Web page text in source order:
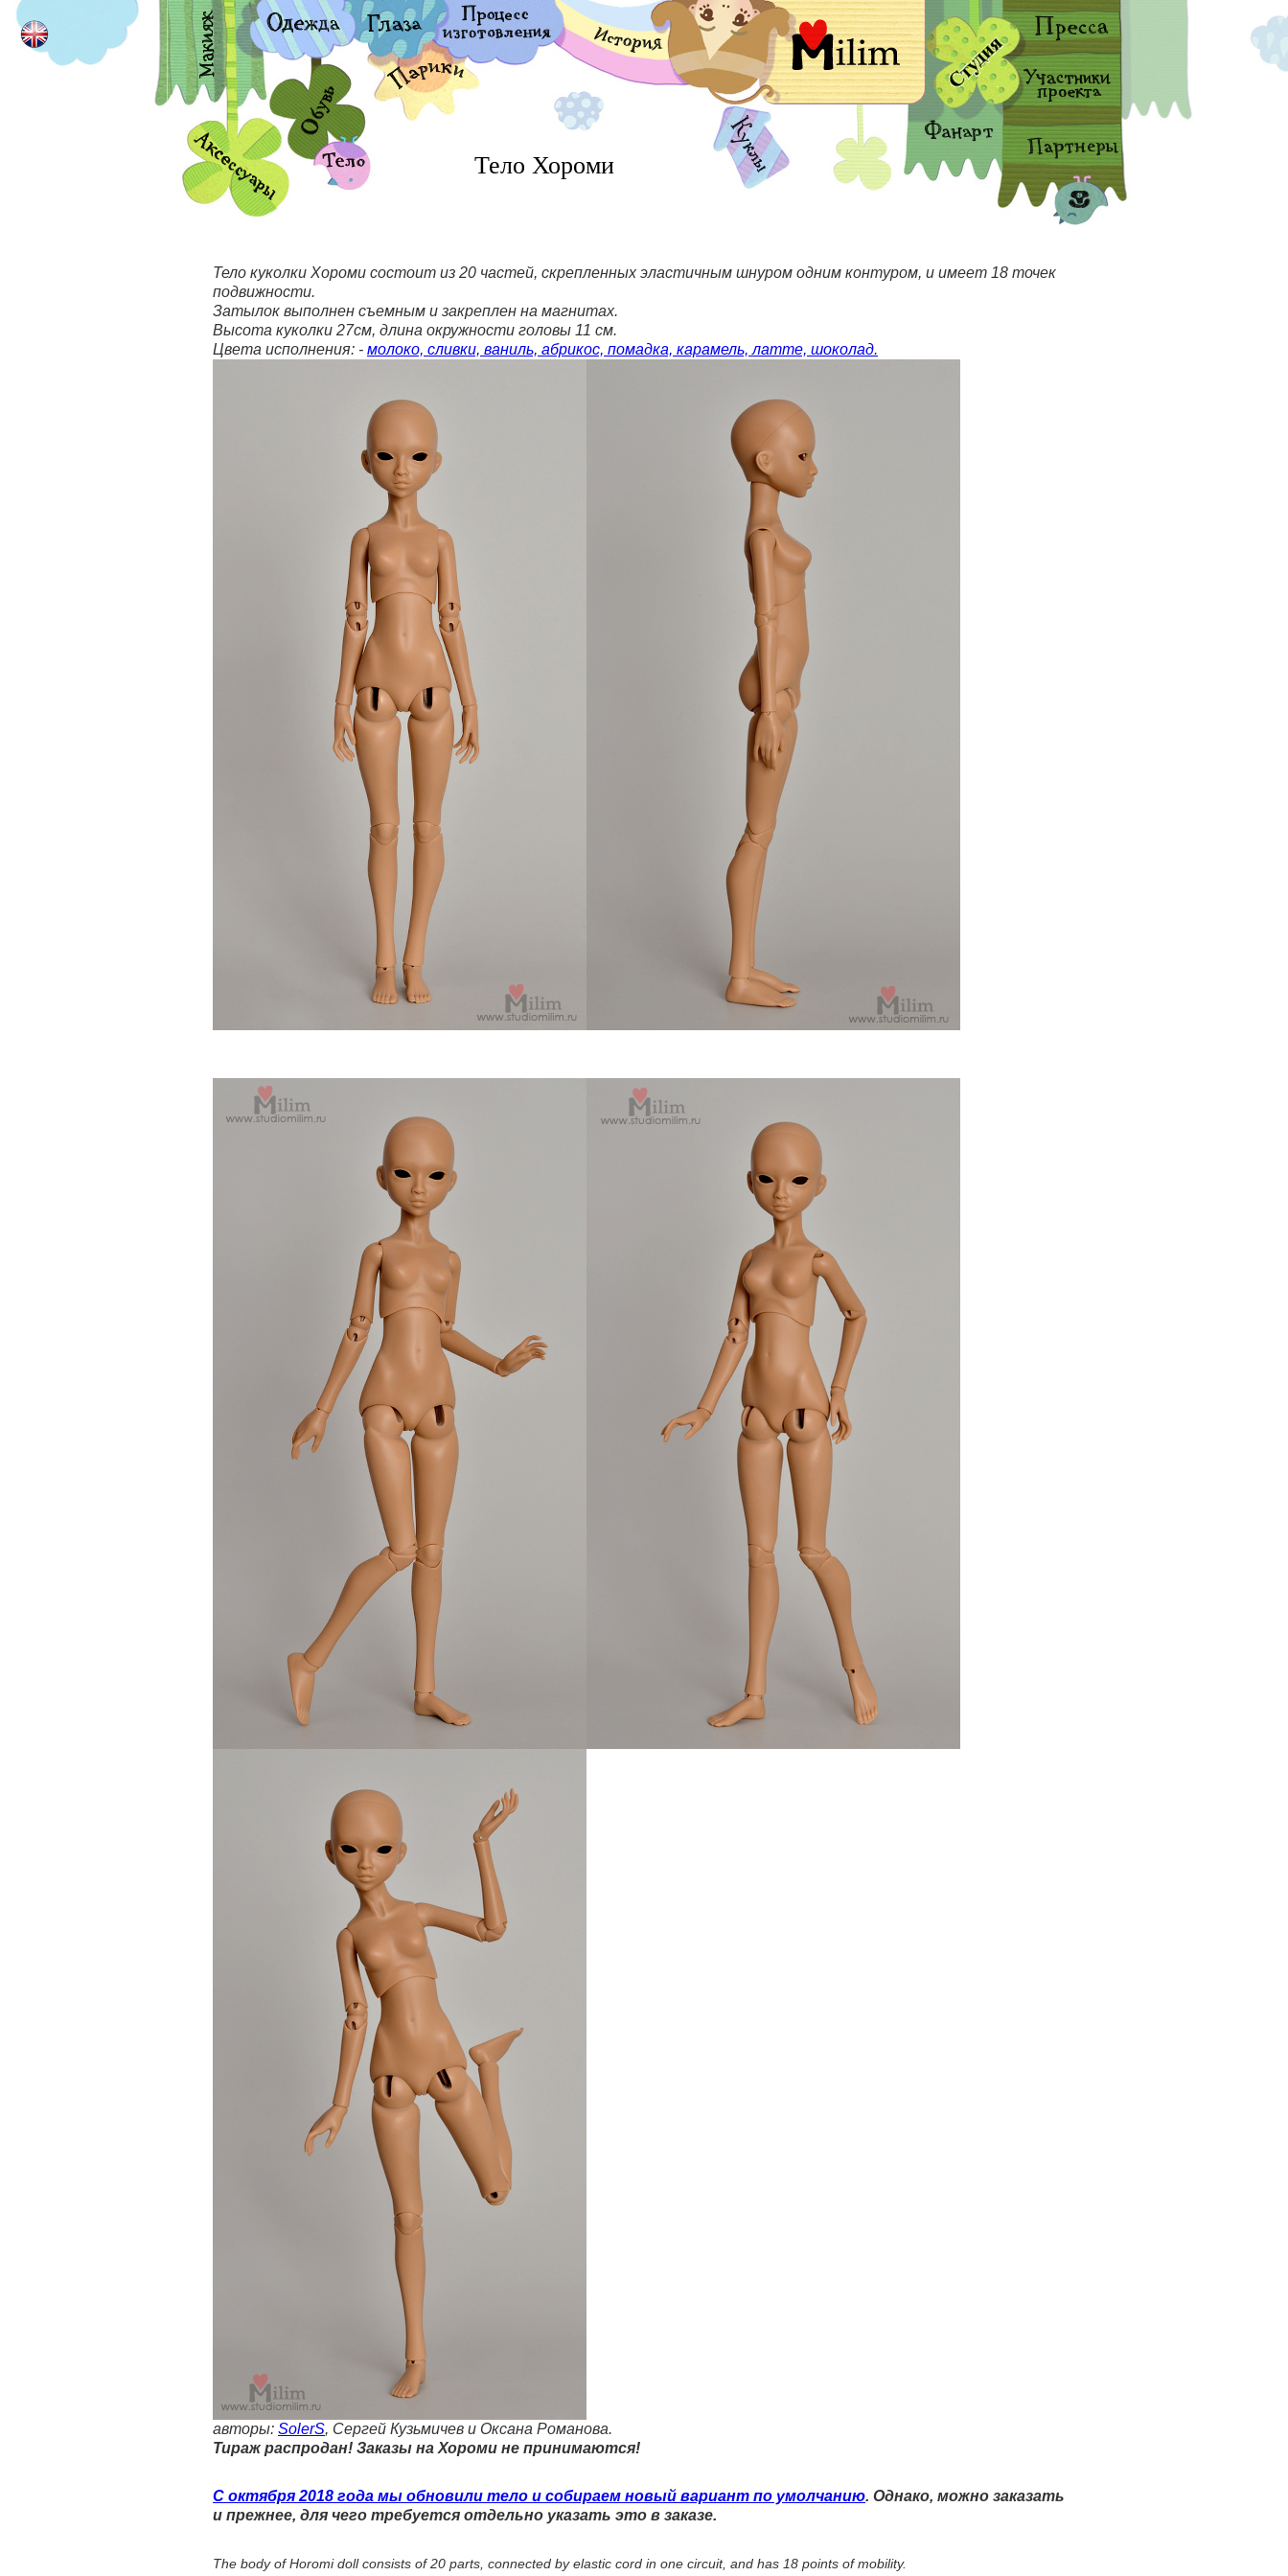
Тело Хороми
Тело куколки Хороми состоит из 20 частей, скрепленных эластичным шнуром одним контуром, и имеет 18 точек
подвижности.
Затылок выполнен съемным и закреплен на магнитах.
Высота куколки 27см, длина окружности головы 11 см.
Цвета исполнения: - молоко, сливки, ваниль, абрикос, помадка, карамель, латте, шоколад.
авторы: SolerS, Сергей Кузьмичев и Оксана Романова.
Тираж распродан! Заказы на Хороми не принимаются!
С октября 2018 года мы обновили тело и собираем новый вариант по умолчанию. Однако, можно заказать
и прежнее, для чего требуется отдельно указать это в заказе.
The body of Horomi doll consists of 20 parts, connected by elastic cord in one circuit, and has 18 points of mobility.